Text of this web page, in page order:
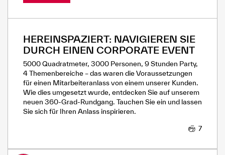
HEREINSPAZIERT: NAVIGIEREN SIE
DURCH EINEN CORPORATE EVENT
5000 Quadratmeter, 3000 Personen, 9 Stunden Party,
4 Themenbereiche – das waren die Voraussetzungen
für einen Mitarbeiteranlass von einem unserer Kunden.
Wie dies umgesetzt wurde, entdecken Sie auf unserem
neuen 360-Grad-Rundgang. Tauchen Sie ein und lassen
Sie sich für Ihren Anlass inspirieren.
7